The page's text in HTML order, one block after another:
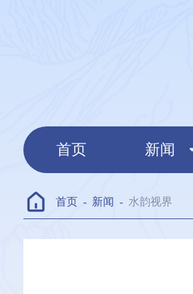
首页 新闻
首页 - 新闻 - 水韵视界